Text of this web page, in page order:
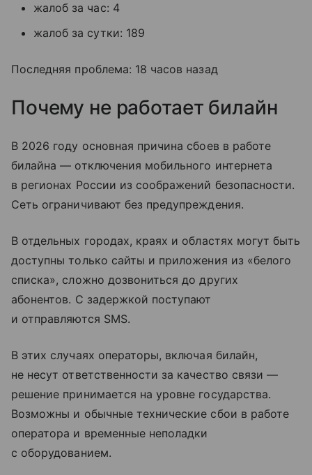
жалоб за час: 4
жалоб за сутки: 189
Последняя проблема: 18 часов назад
Почему не работает билайн
В 2026 году основная причина сбоев в работе
билайна — отключения мобильного интернета
в регионах России из соображений безопасности.
Сеть ограничивают без предупреждения.
В отдельных городах, краях и областях могут быть
доступны только сайты и приложения из «белого
списка», сложно дозвониться до других
абонентов. С задержкой поступают
и отправляются SMS.
В этих случаях операторы, включая билайн,
не несут ответственности за качество связи —
решение принимается на уровне государства.
Возможны и обычные технические сбои в работе
оператора и временные неполадки
с оборудованием.